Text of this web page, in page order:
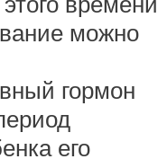
можно
гормон
его